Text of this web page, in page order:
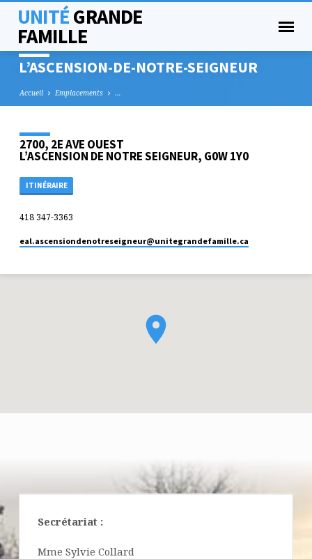
UNITÉGRANDE
FAMILLE
L’ASCENSION-DE-NOTRE-SEIGNEUR
Accueil Emplacements …
2700, 2E AVE OUEST
L’ASCENSION DE NOTRE SEIGNEUR, G0W 1Y0
ITINÉRAIRE
418 347-3363
eal.ascensiondenotreseigneur​@unitegrandefamille.ca
SEIGNEUR
Secrétariat :
Mme Sylvie Collard